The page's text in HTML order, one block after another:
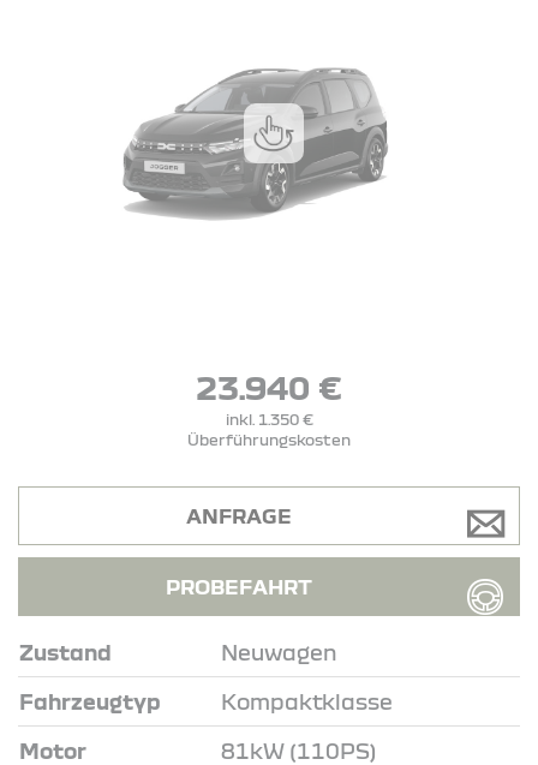
23.940 €
inkl. 1.350 €
Überführungskosten
Zustand Neuwagen
Fahrzeugtyp Kompaktklasse
Motor 81kW (110PS)
ANFRAGE
PROBEFAHRT